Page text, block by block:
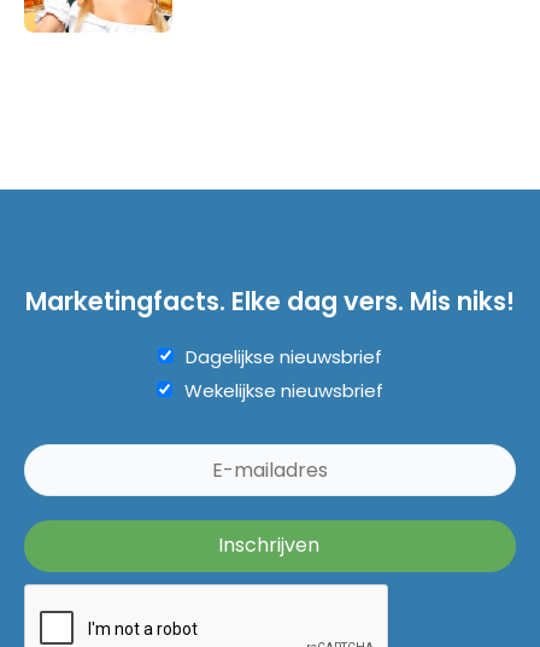
Marketingfacts. Elke dag vers. Mis niks!
Dagelijkse nieuwsbrief
Wekelijkse nieuwsbrief